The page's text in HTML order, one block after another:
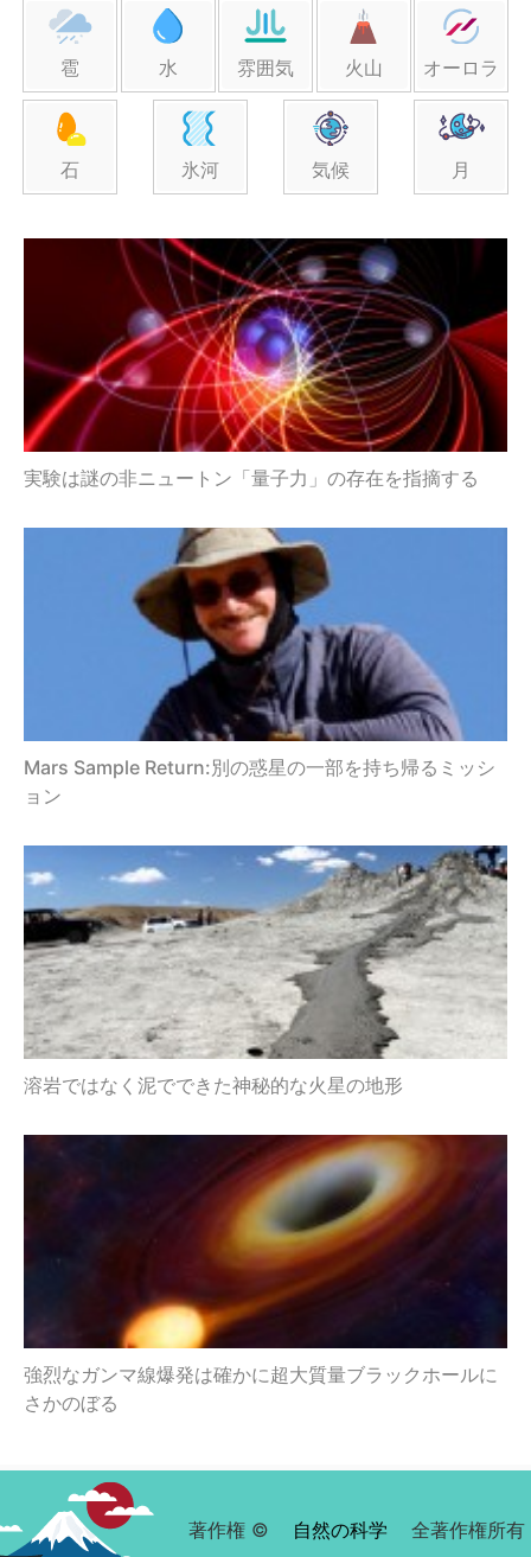
雹 水 雰囲気 火山 オーロラ
石 氷河 気候 月
実験は謎の非ニュートン「量子力」の存在を指摘する
Mars Sample Return:別の惑星の一部を持ち帰るミッシ
ョン
溶岩ではなく泥でできた神秘的な火星の地形
強烈なガンマ線爆発は確かに超大質量ブラックホールに
さかのぼる
著作権 © 自然の科学 全著作権所有